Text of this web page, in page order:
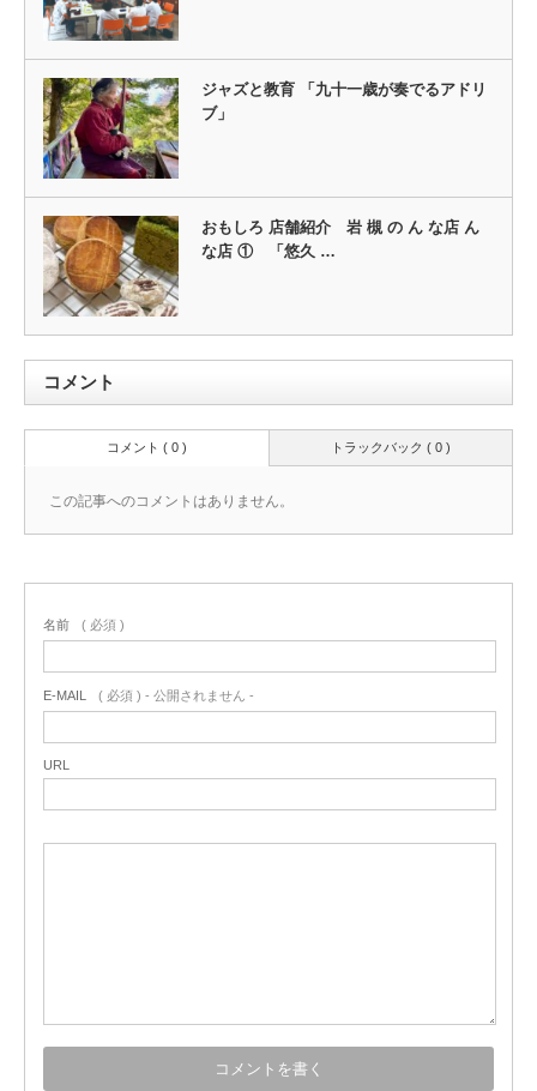
ジャズと教育 「九十一歳が奏でるアドリ
ブ」
おもしろ 店舗紹介 岩 槻 の ん な店 ん
な店 ① 「悠久 …
コメント
トラックバック ( 0 )
コメント ( 0 )
この記事へのコメントはありません。
名前 ( 必須 )
E-MAIL ( 必須 ) - 公開されません -
URL